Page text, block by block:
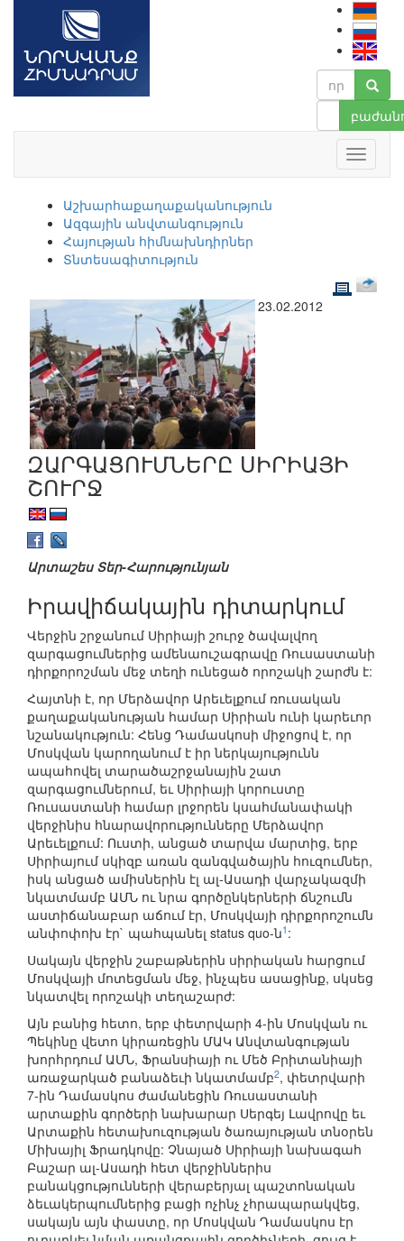
Աշխարհաքաղաքականություն
Ազգային անվտանգություն
Հայության հիմնախնդիրներ
Տնտեսագիտություն
23.02.2012
ԶԱՐԳԱՑՈՒՄՆԵՐԸ ՍԻՐԻԱՅԻ
ՇՈՒՐՋ
Արտաշես Տեր-Հարությունյան
Իրավիճակային դիտարկում
Վերջին շրջանում Սիրիայի շուրջ ծավալվող
զարգացումներից ամենաուշագրավը Ռուսաստանի
դիրքորոշման մեջ տեղի ունեցած որոշակի շարժն է:
Հայտնի է, որ Մերձավոր Արեւելքում ռուսական
քաղաքականության համար Սիրիան ունի կարեւոր
նշանակություն: Հենց Դամասկոսի միջոցով է, որ
Մոսկվան կարողանում է իր ներկայությունն
ապահովել տարածաշրջանային շատ
զարգացումներում, եւ Սիրիայի կորուստը
Ռուսաստանի համար լրջորեն կսահմանափակի
վերջինիս հնարավորությունները Մերձավոր
Արեւելքում: Ուստի, անցած տարվա մարտից, երբ
Սիրիայում սկիզբ առան զանգվածային հուզումներ,
իսկ անցած ամիսներին էլ ալ-Ասադի վարչակազմի
նկատմամբ ԱՄՆ ու նրա գործընկերների ճնշումն
աստիճանաբար աճում էր, Մոսկվայի դիրքորոշումն
անփոփոխ էր` պահպանել status quo-ն1 :
Սակայն վերջին շաբաթներին սիրիական հարցում
Մոսկվայի մոտեցման մեջ, ինչպես ասացինք, սկսեց
նկատվել որոշակի տեղաշարժ:
Այն բանից հետո, երբ փետրվարի 4-ին Մոսկվան ու
Պեկինը վետո կիրառեցին ՄԱԿ Անվտանգության
խորհրդում ԱՄՆ, Ֆրանսիայի ու Մեծ Բրիտանիայի
առաջարկած բանաձեւի նկատմամբ2, փետրվարի
7-ին Դամասկոս ժամանեցին Ռուսաստանի
արտաքին գործերի նախարար Սերգեյ Լավրովը եւ
Արտաքին հետախուզության ծառայության տնօրեն
Միխայիլ Ֆրադկովը: Չնայած Սիրիայի նախագահ
Բաշար ալ-Ասադի հետ վերջիններիս
բանակցությունների վերաբերյալ պաշտոնական
ձեւակերպումներից բացի ոչինչ չհրապարակվեց,
սակայն այն փաստը, որ Մոսկվան Դամասկոս էր